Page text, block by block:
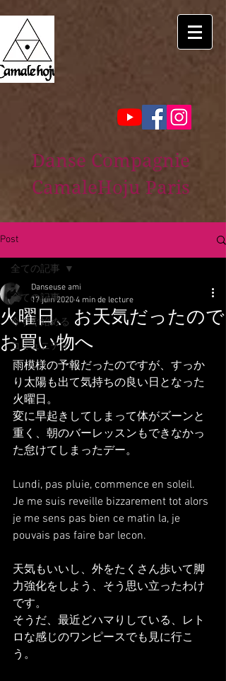
Danse Compagnie
CamaleHoju Paris
Post
全ての記事
今すぐ始める
コミュニティ
全ての記事
火曜日、お天気だったので
お買い物へ
Danseuse ami
17 juin 2020 4 min de lecture
雨模様の予報だったのですが、すっか
り太陽も出て気持ちの良い日となった
火曜日。
変に早起きしてしまって体がズーンと
重く、朝のバーレッスンもできなかっ
た怠けてしまったデー。
Lundi, pas pluie, commence en soleil.
Je me suis reveille bizzarement tot alors
je me sens pas bien ce matin la, je
pouvais pas faire bar lecon.
天気もいいし、外をたくさん歩いて脚
力強化をしよう、そう思い立ったわけ
です。
そうだ、最近どハマりしている、レト
ロな感じのワンピースでも見に行こ
う。